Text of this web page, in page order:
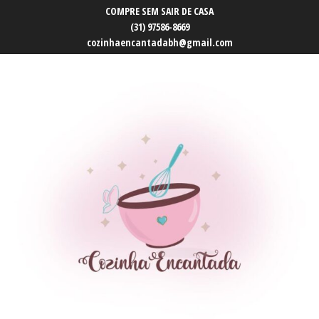
COMPRE SEM SAIR DE CASA
(31) 97586-8669
cozinhaencantadabh@gmail.com